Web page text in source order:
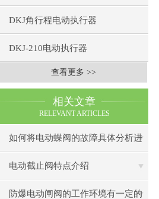
DKJ角行程电动执行器
DKJ-210电动执行器
查看更多 >>
相关文章
RELEVANT ARTICLES
如何将电动蝶阀的故障具体分析进
行处理
电动截止阀特点介绍
防爆电动闸阀的工作环境有一定的